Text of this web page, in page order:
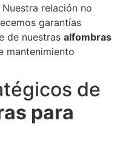
Nuestra relación no
garantías
de nuestras alfombras
mantenimiento
de
para